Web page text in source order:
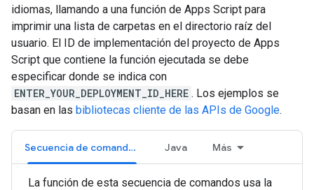
idiomas, llamando a una función de Apps Script para
imprimir una lista de carpetas en el directorio raíz del
usuario. El ID de implementación del proyecto de Apps
Script que contiene la función ejecutada se debe
especificar donde se indica con
ENTER_YOUR_DEPLOYMENT_ID_HERE . Los ejemplos se
basan en las bibliotecas cliente de las APIs de Google.
Secuencia de comandos de destino Java Más
La función de esta secuencia de comandos usa la